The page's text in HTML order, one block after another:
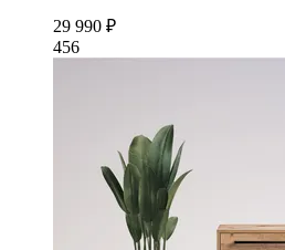
29 990 ₽
456